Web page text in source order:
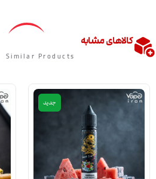
کالاهای مشابه
Similar Products
جدید